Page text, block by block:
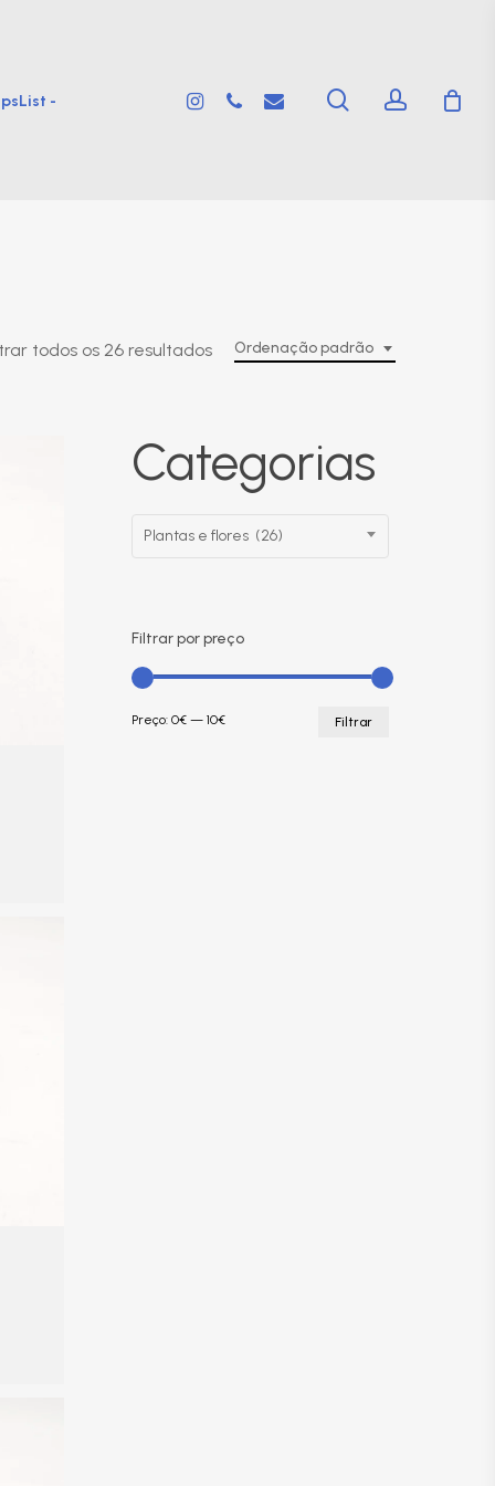
- instagram
phone email searchaccount
Ordenação padrão
todos os 26 resultados
Categorias
Plantas e flores (26)
Filtrar por preço
Filtrar
Preço:0€ —10€